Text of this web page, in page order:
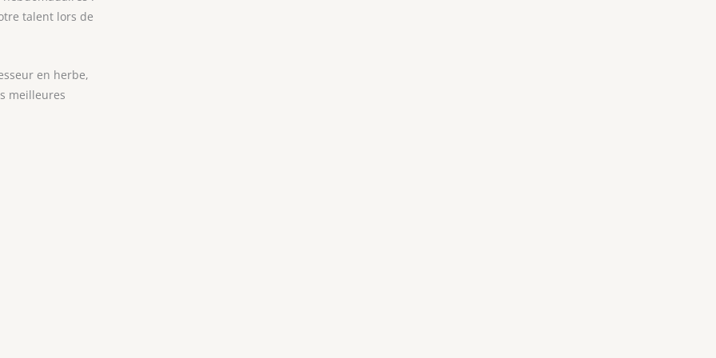
talent lors de
en herbe,
meilleures